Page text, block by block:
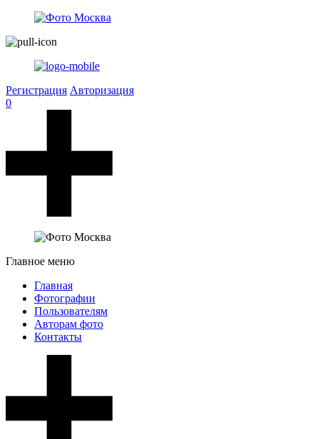
Регистрация Авторизация
0
Главное меню
Главная
Фотографии
Пользователям
Авторам фото
Контакты